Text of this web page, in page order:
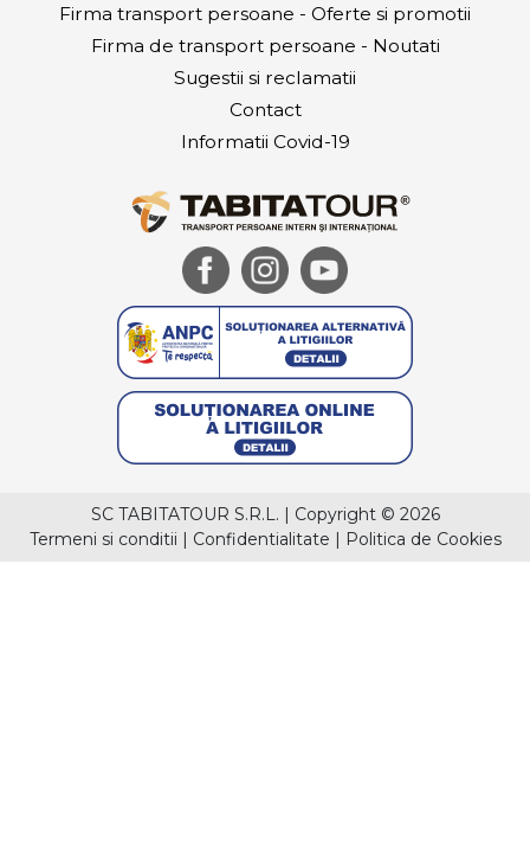
Firma transport persoane - Oferte si promotii
Firma de transport persoane - Noutati
Sugestii si reclamatii
Contact
Informatii Covid-19
SC TABITATOUR S.R.L. | Copyright © 2026
Termeni si conditii | Confidentialitate | Politica de Cookies